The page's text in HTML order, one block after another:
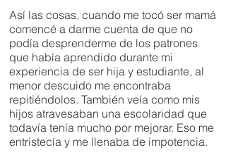
Así las cosas, cuando me tocó ser mamá
comencé a darme cuenta de que no
podía desprenderme de los patrones
que había aprendido durante mi
experiencia de ser hija y estudiante, al
menor descuido me encontraba
repitiéndolos. También veía como mis
hijos atravesaban una escolaridad que
todavía tenía mucho por mejorar. Eso me
entristecía y me llenaba de impotencia.